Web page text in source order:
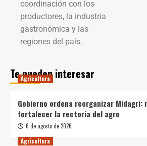
coordinación con los
productores, la industria
gastronómica y las
regiones del país.
Te pueden interesar
Agricultura
Gobierno ordena reorganizar Midagri:
fortalecer la rectoría del agro
6 de agosto de 2026
Agricultura